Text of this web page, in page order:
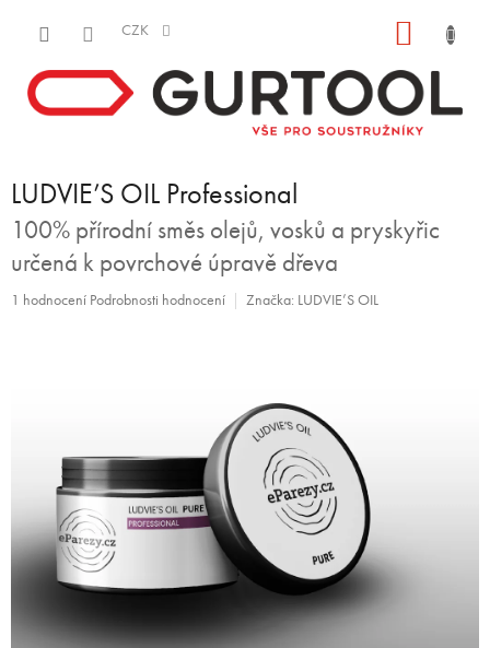
CZK
LUDVIE’S OIL Professional
100% přírodní směs olejů, vosků a pryskyřic
určená k povrchové úpravě dřeva
Průměrné
1 hodnocení Podrobnosti hodnocení Značka: LUDVIE’S OIL